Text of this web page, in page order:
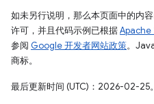
如未另行说明，那么本页面中的内
许可，并且代码示例已根据Apache
参阅 Google 开发者网站政策。
商标。
最后更新时间 (UTC)：2026-02-25。